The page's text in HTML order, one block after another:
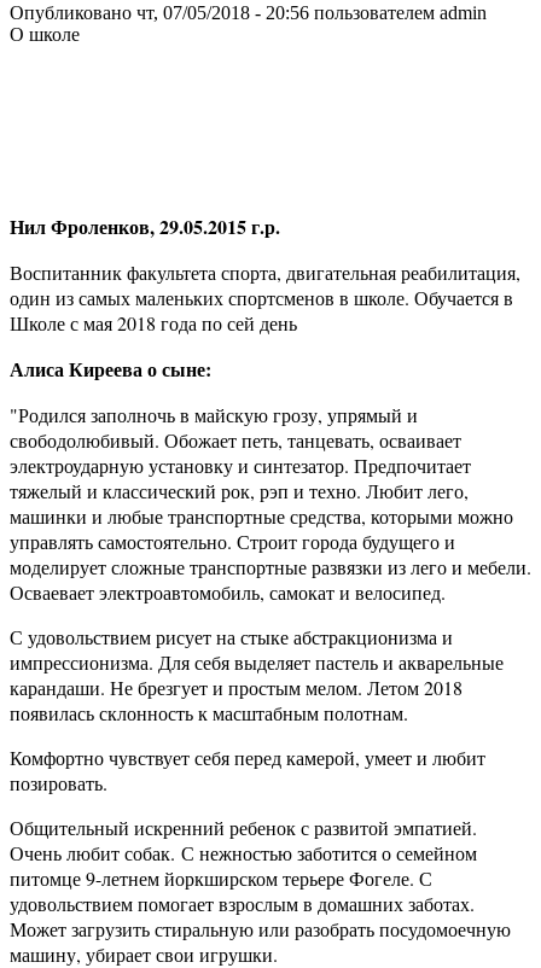
Опубликовано чт, 07/05/2018 - 20:56 пользователем admin
О школе
Нил Фроленков, 29.05.2015 г.р.
Воспитанник факультета спорта, двигательная реабилитация,
один из самых маленьких спортсменов в школе. Обучается в
Школе с мая 2018 года по сей день
Алиса Киреева о сыне:
"Родился заполночь в майскую грозу, упрямый и
свободолюбивый. Обожает петь, танцевать, осваивает
электроударную установку и синтезатор. Предпочитает
тяжелый и классический рок, рэп и техно. Любит лего,
машинки и любые транспортные средства, которыми можно
управлять самостоятельно. Строит города будущего и
моделирует сложные транспортные развязки из лего и мебели.
Осваевает электроавтомобиль, самокат и велосипед.
С удовольствием рисует на стыке абстракционизма и
импрессионизма. Для себя выделяет пастель и акварельные
карандаши. Не брезгует и простым мелом. Летом 2018
появилась склонность к масштабным полотнам.
Комфортно чувствует себя перед камерой, умеет и любит
позировать.
Общительный искренний ребенок с развитой эмпатией.
Очень любит собак. С нежностью заботится о семейном
питомце 9-летнем йоркширском терьере Фогеле. С
удовольствием помогает взрослым в домашних заботах.
Может загрузить стиральную или разобрать посудомоечную
машину, убирает свои игрушки.